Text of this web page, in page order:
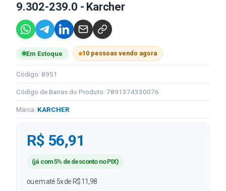
9.302-239.0 - Karcher
Em Estoque 10 pessoas vendo agora
Código: 8951
Código de Barras do Produto: 7891374330076
Marca: KARCHER
R$ 56,91
(já com 5% de desconto no PIX)
ou em até 5x de R$ 11,98